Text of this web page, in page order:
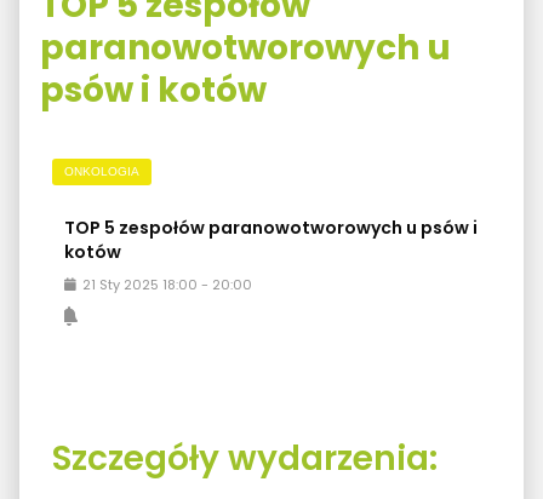
paranowotworowych u
psów i kotów
ONKOLOGIA
TOP 5 zespołów paranowotworowych u psów i
kotów
21 Sty 2025 18:00 - 20:00
Szczegóły wydarzenia: